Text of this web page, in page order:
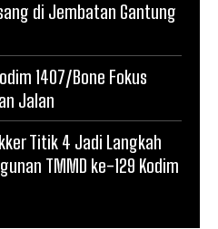
di Jembatan Gantung
1407/Bone Fokus
Jalan
Titik 4 Jadi Langkah
TMMD ke-129 Kodim